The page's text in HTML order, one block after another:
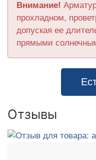
Внимание!
прохладном,
допуская ее
прямыми
Отзывы